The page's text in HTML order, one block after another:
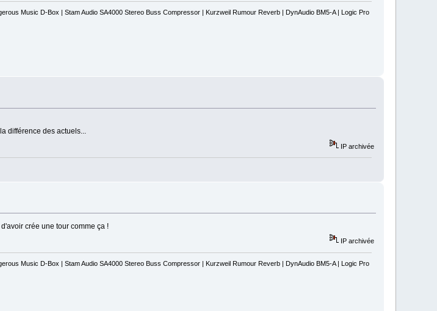
Music D-Box | Stam Audio SA4000 Stereo Buss Compressor | Kurzweil Rumour Reverb | DynAudio BM5-A | Logic Pro
différence des actuels...
IP archivée
crée une tour comme ça !
IP archivée
Music D-Box | Stam Audio SA4000 Stereo Buss Compressor | Kurzweil Rumour Reverb | DynAudio BM5-A | Logic Pro